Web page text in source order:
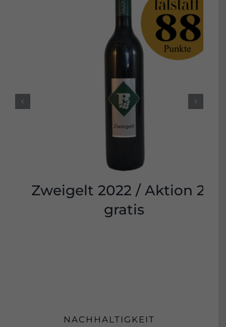
Zweigelt 2022 / Aktion 2+1
gratis
NACHHALTIGKEIT